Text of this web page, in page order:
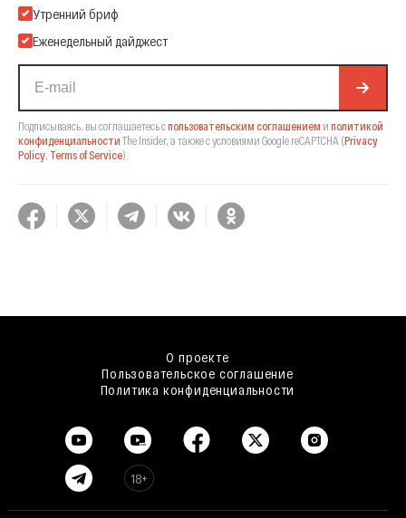
Подпишитесь на нашу Email-рассылку
Утренний бриф
Еженедельный дайджест
Подписываясь, вы соглашаетесь спользовательским соглашением и политикой
конфиденциальности The Insider, а также с условиями Google reCAPTCHA (Privacy
Policy, Terms of Service).
О проекте
Пользовательское соглашение
Политика конфиденциальности
18+